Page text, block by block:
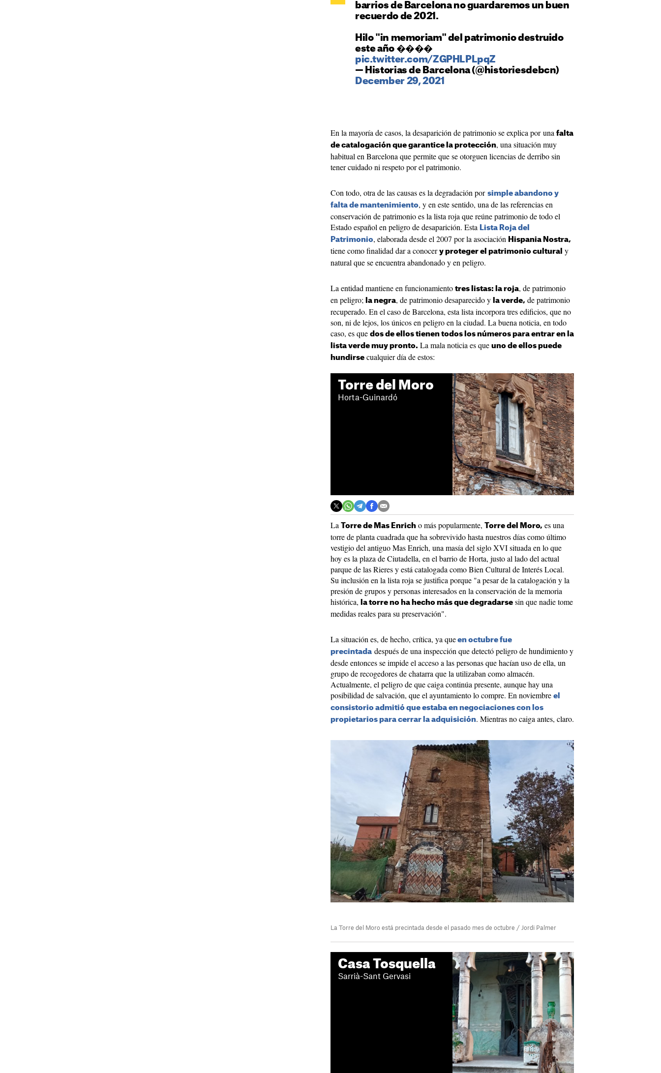
barrios de Barcelona no guardaremos un buen
recuerdo de 2021.
Hilo "in memoriam" del patrimonio destruido
este año ����
pic.twitter.com/ZGPHLPLpqZ
— Historias de Barcelona (@historiesdebcn)
December 29, 2021
En la mayoría de casos, la desaparición de patrimonio se explica por una falta
de catalogación que garantice la protección, una situación muy
habitual en Barcelona que permite que se otorguen licencias de derribo sin
tener cuidado ni respeto por el patrimonio.
Con todo, otra de las causas es la degradación por simple abandono y
falta de mantenimiento, y en este sentido, una de las referencias en
conservación de patrimonio es la lista roja que reúne patrimonio de todo el
Estado español en peligro de desaparición. Esta Lista Roja del
Patrimonio, elaborada desde el 2007 por la asociación Hispania Nostra,
tiene como finalidad dar a conocer y proteger el patrimonio cultural y
natural que se encuentra abandonado y en peligro.
La entidad mantiene en funcionamiento tres listas: la roja, de patrimonio
en peligro;
la negra, de patrimonio desaparecido y la verde, de patrimonio
recuperado. En el caso de Barcelona, esta lista incorpora tres edificios, que no
son, ni de lejos, los únicos en peligro en la ciudad. La buena noticia, en todo
caso, es que dos de ellos tienen todos los números para entrar en la
lista verde muy pronto. La mala noticia es que uno de ellos puede
hundirse cualquier día de estos:
Torre del Moro
Horta-Guinardó
La Torre de Mas Enrich o más popularmente, Torre del Moro, es una
torre de planta cuadrada que ha sobrevivido hasta nuestros días como último
vestigio del antiguo Mas Enrich, una masía del siglo XVI situada en lo que
hoy es la plaza de Ciutadella, en el barrio de Horta, justo al lado del actual
parque de las Rieres y está catalogada como Bien Cultural de Interés Local.
Su inclusión en la lista roja se justifica porque "a pesar de la catalogación y la
presión de grupos y personas interesados en la conservación de la memoria
histórica,
la torre no ha hecho más que degradarse sin que nadie tome
medidas reales para su preservación".
La situación es, de hecho, crítica, ya que en octubre fue
precintada después de una inspección que detectó peligro de hundimiento y
desde entonces se impide el acceso a las personas que hacían uso de ella, un
grupo de recogedores de chatarra que la utilizaban como almacén.
Actualmente, el peligro de que caiga continúa presente, aunque hay una
posibilidad de salvación, que el ayuntamiento lo compre. En noviembre el
consistorio admitió que estaba en negociaciones con los
propietarios para cerrar la adquisición. Mientras no caiga antes, claro.
La Torre del Moro está precintada desde el pasado mes de octubre / Jordi Palmer
Casa Tosquella
Sarrià-Sant Gervasi